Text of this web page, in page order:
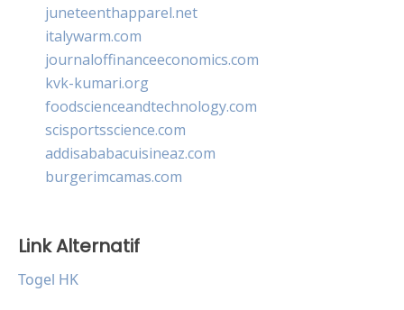
juneteenthapparel.net
italywarm.com
journaloffinanceeconomics.com
kvk-kumari.org
foodscienceandtechnology.com
scisportsscience.com
addisababacuisineaz.com
burgerimcamas.com
Link Alternatif
Togel HK